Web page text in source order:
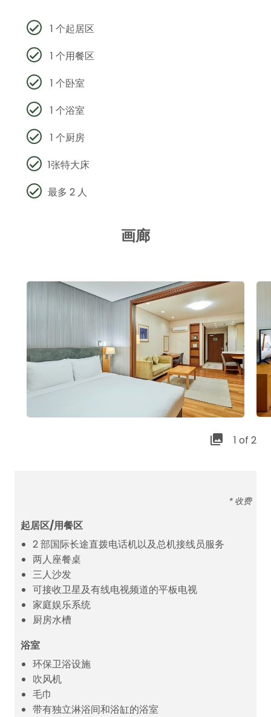
1 个起居区
1 个用餐区
1 个卧室
1 个浴室
1 个厨房
1张特大床
最多 2 人
画廊
1 of 2
* 收费
起居区/用餐区
2 部国际长途直拨电话机以及总机接线员服务
两人座餐桌
三人沙发
可接收卫星及有线电视频道的平板电视
家庭娱乐系统
厨房水槽
浴室
环保卫浴设施
吹风机
毛巾
带有独立淋浴间和浴缸的浴室